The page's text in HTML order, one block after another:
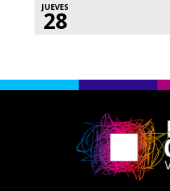
JUEVES
28